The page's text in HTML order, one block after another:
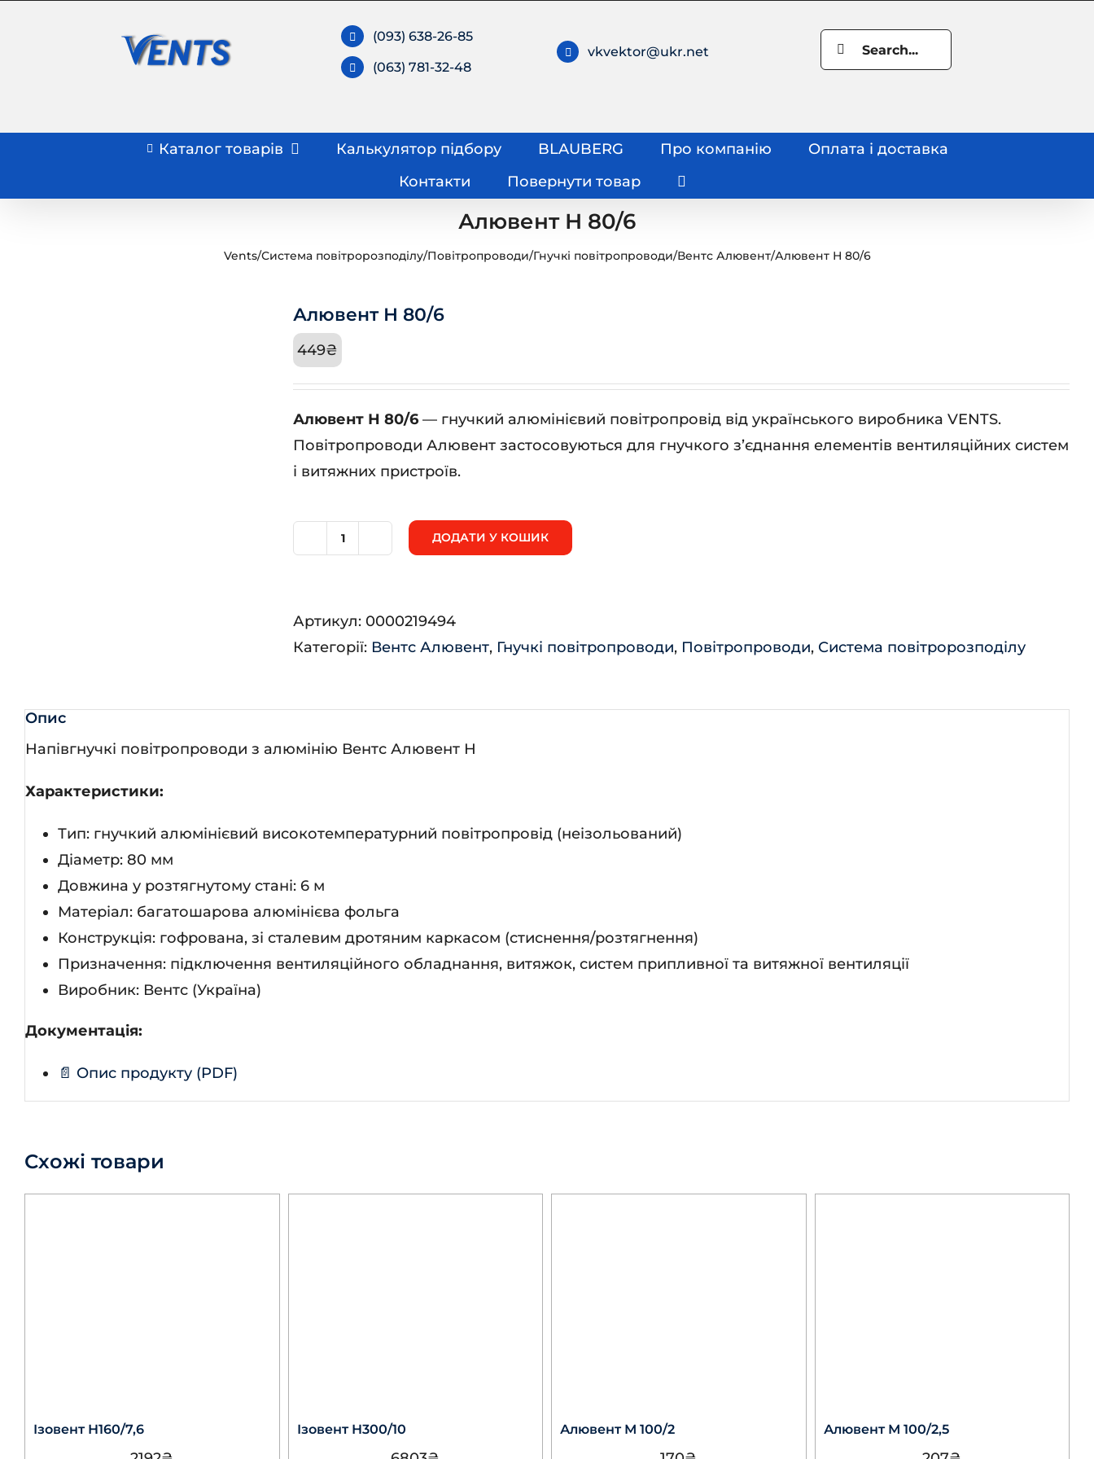
(093) 638-26-85
(063) 781-32-48
vkvektor@ukr.net
Search
for:
Каталог товарів Калькулятор підбору BLAUBERG Про компанію
Оплата і доставка
Контакти
Повернути товар
Алювент Н 80/6
Vents/Система повітророзподілу/Повітропроводи/Гнучкі повітропроводи/Вентс Алювент/Алювент Н 80/6
Алювент Н 80/6
449₴
Алювент Н 80/6 — гнучкий алюмінієвий повітропровід від українського виробника VENTS.
Повітропроводи Алювент застосовуються для гнучкого з’єднання елементів вентиляційних систем
і витяжних пристроїв.
Алювент
кількість
ДОДАТИ У КОШИК
Артикул: 0000219494
Категорії: Вентс Алювент, Гнучкі повітропроводи, Повітропроводи, Система повітророзподілу
Опис
Напівгнучкі повітропроводи з алюмінію Вентс Алювент Н
Характеристики:
Тип: гнучкий алюмінієвий високотемпературний повітропровід (неізольований)
Діаметр: 80 мм
Довжина у розтягнутому стані: 6 м
Матеріал: багатошарова алюмінієва фольга
Конструкція: гофрована, зі сталевим дротяним каркасом (стиснення/розтягнення)
Призначення: підключення вентиляційного обладнання, витяжок, систем припливної та витяжної вентиляції
Виробник: Вентс (Україна)
Документація:
📄 Опис продукту (PDF)
Схожі товари
Ізовент Н160/7,6 Ізовент Н300/10 Алювент М 100/2 Алювент М 100/2,5